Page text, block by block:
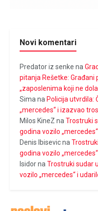
Novi komentari
Predator iz senke na
pitanja Rešetke: Građani
„zaposlenima koji ne
Sima na Policija utvrdila:
„mercedes“ i izazvao
Milos KineZ na Trostruki
godina vozilo
Denis Ibisevicna
godina vozilo
Isidorna Trostruki sudar
vozilo „mercedes“ i